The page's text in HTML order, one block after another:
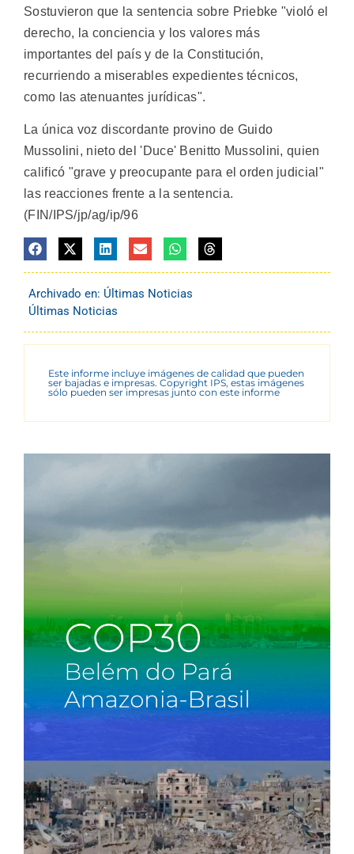
Sostuvieron que la sentencia sobre Priebke "violó el
derecho, la conciencia y los valores más
importantes del país y de la Constitución,
recurriendo a miserables expedientes técnicos,
como las atenuantes jurídicas".
La única voz discordante provino de Guido
Mussolini, nieto del 'Duce' Benitto Mussolini, quien
calificó "grave y preocupante para el orden judicial"
las reacciones frente a la sentencia.
(FIN/IPS/jp/ag/ip/96
Archivado en: Últimas Noticias
Últimas Noticias
Este informe incluye imágenes de calidad que pueden
ser bajadas e impresas. Copyright IPS, estas imágenes
sólo pueden ser impresas junto con este informe